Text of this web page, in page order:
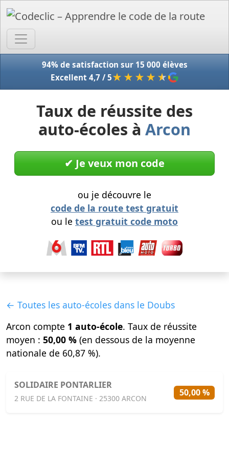
94% de satisfaction sur 15 000 élèves
Excellent 4,7 / 5★★★★ ★
Taux de réussite des
auto-écoles à Arcon
✔︎ Je veux mon code
ou je découvre le
code de la route test gratuit
ou le test gratuit code moto
← Toutes les auto-écoles dans le Doubs
Arcon compte 1 auto-école. Taux de réussite
moyen : 50,00 % (en dessous de la moyenne
nationale de 60,87 %).
SOLIDAIRE PONTARLIER
2 RUE DE LA FONTAINE · 25300 ARCON
50,00 %